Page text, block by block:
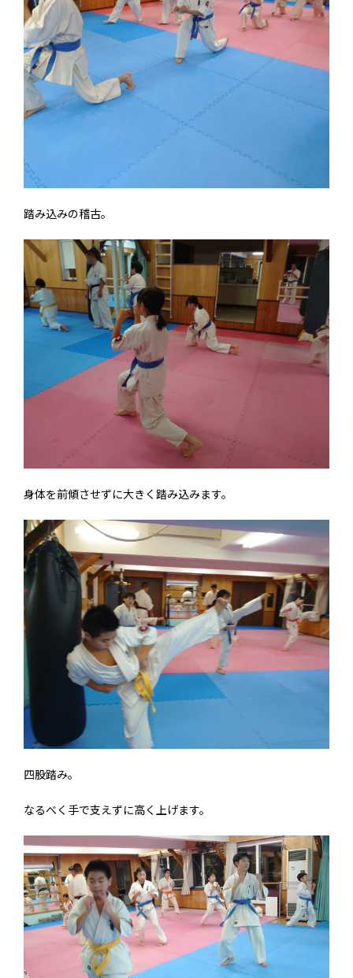
踏み込みの稽古。
身体を前傾させずに大きく踏み込みます。
四股踏み。
なるべく手で支えずに高く上げます。